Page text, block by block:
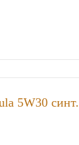
5W30 синт.